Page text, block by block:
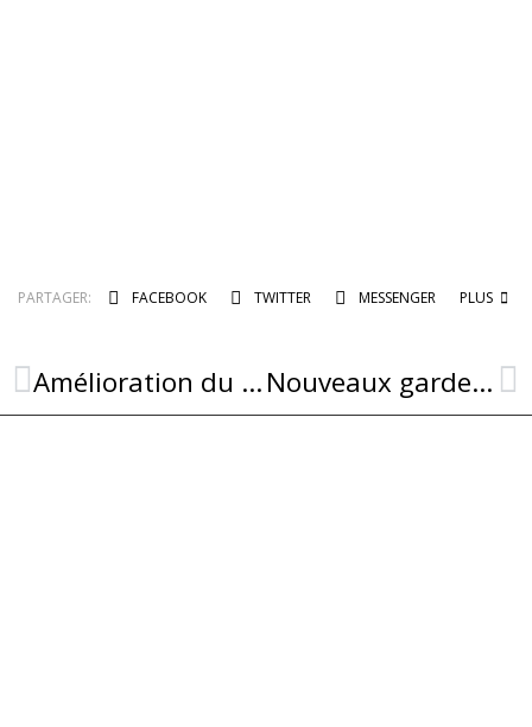
PARTAGER: FACEBOOK TWITTER MESSENGER PLUS
Amélioration du sentier des falaises de Luz Nouveaux gardes-corps à la sortie du village